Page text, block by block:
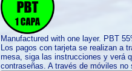
Manufactured with one layer. PBT
Los pagos con tarjeta se realizan a
mesa, siga las instrucciones y verá
contraseñas. A través de móviles